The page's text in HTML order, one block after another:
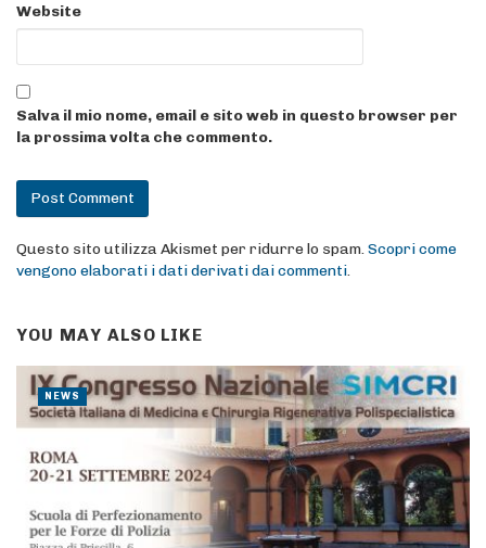
Website
Salva il mio nome, email e sito web in questo browser per
la prossima volta che commento.
Questo sito utilizza Akismet per ridurre lo spam.Scopri come
vengono elaborati i dati derivati dai commenti.
YOU MAY ALSO LIKE
NEWS